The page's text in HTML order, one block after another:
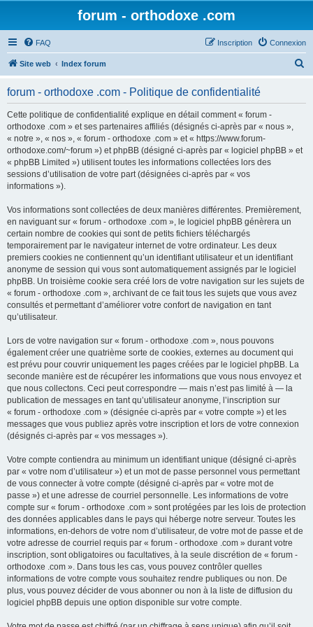
forum - orthodoxe .com
FAQ Connexion
Inscription
Site web Index forum
forum - orthodoxe .com - Politique de confidentialité
Cette politique de confidentialité explique en détail comment « forum -
orthodoxe .com » et ses partenaires affiliés (désignés ci-après par « nous »,
« notre », « nos », « forum - orthodoxe .com » et « https://www.forum-
orthodoxe.com/~forum ») et phpBB (désigné ci-après par « logiciel phpBB » et
« phpBB Limited ») utilisent toutes les informations collectées lors des
sessions d’utilisation de votre part (désignées ci-après par « vos
informations »).
Vos informations sont collectées de deux manières différentes. Premièrement,
en naviguant sur « forum - orthodoxe .com », le logiciel phpBB génèrera un
certain nombre de cookies qui sont de petits fichiers téléchargés
temporairement par le navigateur internet de votre ordinateur. Les deux
premiers cookies ne contiennent qu’un identifiant utilisateur et un identifiant
anonyme de session qui vous sont automatiquement assignés par le logiciel
phpBB. Un troisième cookie sera créé lors de votre navigation sur les sujets de
« forum - orthodoxe .com », archivant de ce fait tous les sujets que vous avez
consultés et permettant d’améliorer votre confort de navigation en tant
qu’utilisateur.
Lors de votre navigation sur « forum - orthodoxe .com », nous pouvons
également créer une quatrième sorte de cookies, externes au document qui
est prévu pour couvrir uniquement les pages créées par le logiciel phpBB. La
seconde manière est de récupérer les informations que vous nous envoyez et
que nous collectons. Ceci peut correspondre — mais n’est pas limité à — la
publication de messages en tant qu’utilisateur anonyme, l’inscription sur
« forum - orthodoxe .com » (désignée ci-après par « votre compte ») et les
messages que vous publiez après votre inscription et lors de votre connexion
(désignés ci-après par « vos messages »).
Votre compte contiendra au minimum un identifiant unique (désigné ci-après
par « votre nom d’utilisateur ») et un mot de passe personnel vous permettant
de vous connecter à votre compte (désigné ci-après par « votre mot de
passe ») et une adresse de courriel personnelle. Les informations de votre
compte sur « forum - orthodoxe .com » sont protégées par les lois de protection
des données applicables dans le pays qui héberge notre serveur. Toutes les
informations, en-dehors de votre nom d’utilisateur, de votre mot de passe et de
votre adresse de courriel requis par « forum - orthodoxe .com » durant votre
inscription, sont obligatoires ou facultatives, à la seule discrétion de « forum -
orthodoxe .com ». Dans tous les cas, vous pouvez contrôler quelles
informations de votre compte vous souhaitez rendre publiques ou non. De
plus, vous pouvez décider de vous abonner ou non à la liste de diffusion du
logiciel phpBB depuis une option disponible sur votre compte.